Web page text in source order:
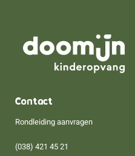
Contact
Rondleiding aanvragen
(038) 421 45 21